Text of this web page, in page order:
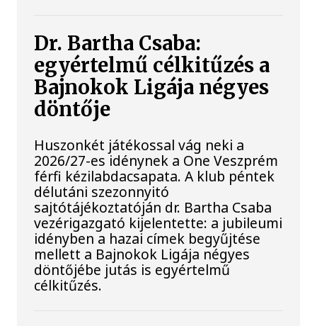
Dr. Bartha Csaba:
egyértelmű célkitűzés a
Bajnokok Ligája négyes
döntője
Huszonkét játékossal vág neki a
2026/27-es idénynek a One Veszprém
férfi kézilabdacsapata. A klub péntek
délutáni szezonnyitó
sajtótájékoztatóján dr. Bartha Csaba
vezérigazgató kijelentette: a jubileumi
idényben a hazai címek begyűjtése
mellett a Bajnokok Ligája négyes
döntőjébe jutás is egyértelmű
célkitűzés.